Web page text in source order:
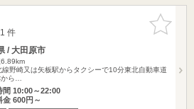
お気に入
りに追加
件
/ 大田原市
線野崎又は矢板駅からタクシーで10分東北自動車道
ら…
間 10:00～22:00
金 600円～